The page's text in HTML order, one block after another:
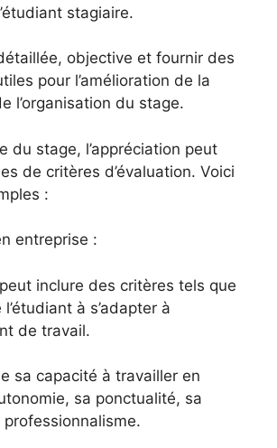
stagiaire.
objective et fournir des
pour l’amélioration de la
l’organisation du stage.
du stage, l’appréciation peut
de critères d’évaluation. Voici
:
entreprise :
inclure des critères tels que
à s’adapter à
de travail.
sa capacité à travailler en
sa ponctualité, sa